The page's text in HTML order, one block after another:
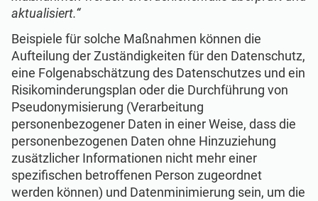
aktualisiert.“
Beispiele für solche Maßnahmen können die
Aufteilung der Zuständigkeiten für den Datenschutz,
eine Folgenabschätzung des Datenschutzes und ein
Risikominderungsplan oder die Durchführung von
Pseudonymisierung (Verarbeitung
personenbezogener Daten in einer Weise, dass die
personenbezogenen Daten ohne Hinzuziehung
zusätzlicher Informationen nicht mehr einer
spezifischen betroffenen Person zugeordnet
werden können) und Datenminimierung sein, um die